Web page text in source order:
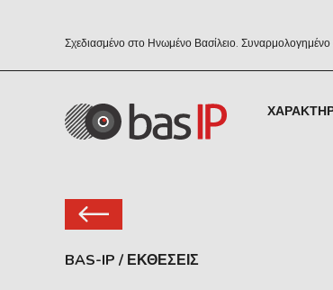
Σχεδιασμένο στο Ηνωμένο Βασίλειο.
BAS-IP / ΕΚΘΕΣΕΙΣ